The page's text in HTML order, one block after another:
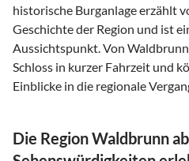
historische Burganlage erzählt
Geschichte der Region und ist
Aussichtspunkt. Von Waldbrunn
Schloss in kurzer Fahrzeit und
Einblicke in die regionale
Die Region Waldbrunn